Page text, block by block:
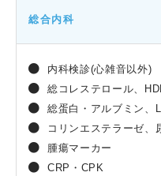
総合内科
内科検診(心雑音以外)
総コレステロール、
総蛋白・アルブミン、
コリンエステラーゼ、
腫瘍マーカー
CRP・CPK